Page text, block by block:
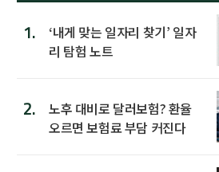
1.
‘내게 맞는 일자리 찾기’ 일자
리 탐험 노트
2.
노후 대비로 달러보험? 환율
오르면 보험료 부담 커진다